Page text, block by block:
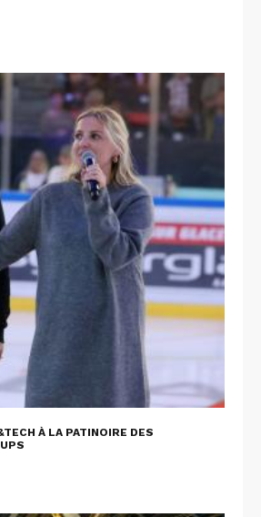
À LA PATINOIRE DES